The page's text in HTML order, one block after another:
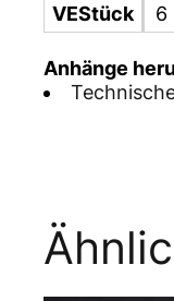
VEStück
6
Anhänge